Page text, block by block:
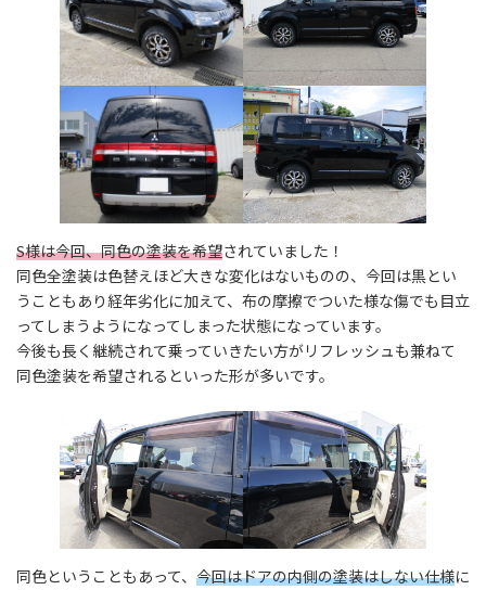
S様は今回、同色の塗装を希望されていました！
同色全塗装は色替えほど大きな変化はないものの、今回は黒とい
うこともあり経年劣化に加えて、布の摩擦でついた様な傷でも目立
ってしまうようになってしまった状態になっています。
今後も長く継続されて乗っていきたい方がリフレッシュも兼ねて
同色塗装を希望されるといった形が多いです。
同色ということもあって、 今回はドアの内側の塗装はしない仕様に